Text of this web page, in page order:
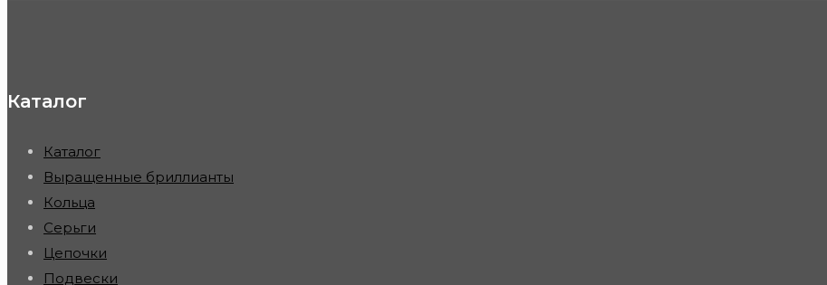
Каталог
Каталог
Выращенные бриллианты
Кольца
Серьги
Цепочки
Подвески